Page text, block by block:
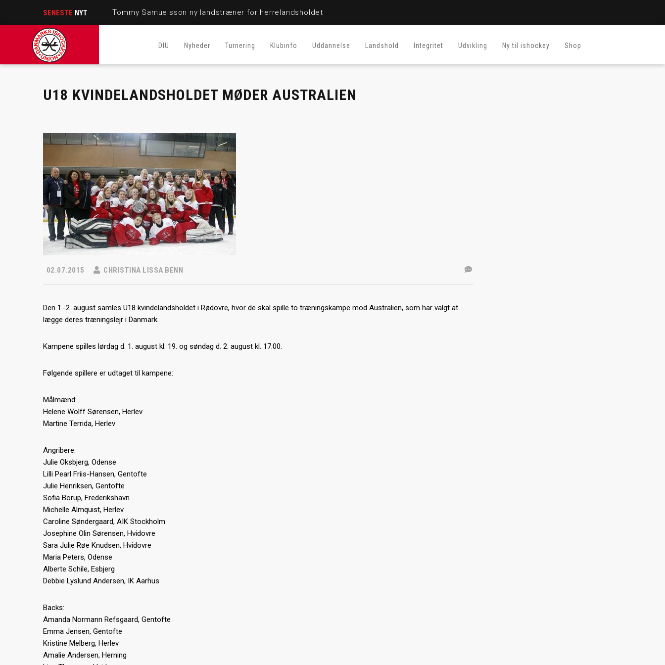
SENESTE NYT Tommy Samuelsson ny landstræner for herrelandsholdet
DIU Nyheder Turnering Klubinfo Uddannelse Landshold Integritet Udvikling Ny til ishockey Shop
U18 KVINDELANDSHOLDET MØDER AUSTRALIEN
02.07.2015 CHRISTINA LISSA BENN
Den 1.-2. august samles U18 kvindelandsholdet i Rødovre, hvor de skal spille to træningskampe mod Australien, som har valgt at
lægge deres træningslejr i Danmark.
Kampene spilles lørdag d. 1. august kl. 19. og søndag d. 2. august kl. 17.00.
Følgende spillere er udtaget til kampene:
Målmænd:
Helene Wolff Sørensen, Herlev
Martine Terrida, Herlev
Angribere:
Julie Oksbjerg, Odense
Lilli Pearl Friis-Hansen, Gentofte
Julie Henriksen, Gentofte
Sofia Borup, Frederikshavn
Michelle Almquist, Herlev
Caroline Søndergaard, AIK Stockholm
Josephine Olin Sørensen, Hvidovre
Sara Julie Røe Knudsen, Hvidovre
Maria Peters, Odense
Alberte Schile, Esbjerg
Debbie Lyslund Andersen, IK Aarhus
Backs:
Amanda Normann Refsgaard, Gentofte
Emma Jensen, Gentofte
Kristine Melberg, Herlev
Amalie Andersen, Herning